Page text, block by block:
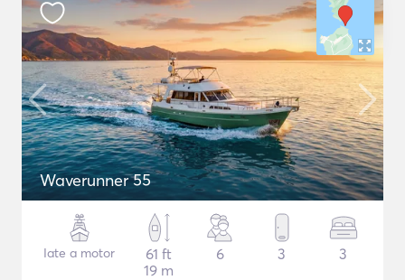
Waverunner 55
Iate a motor
61 ft
19 m
6 3 3